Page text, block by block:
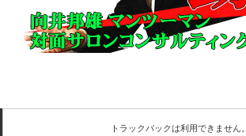
トラックバックは利用できません。